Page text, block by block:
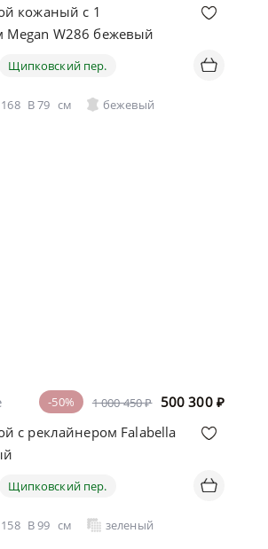
кожаный с 1
Megan W286 бежевый
Щипковский пер.
168 В79 см бежевый
1 000 450 ₽ 500 300 ₽
-50%
с реклайнером Falabella
Щипковский пер.
158 В99 см зеленый